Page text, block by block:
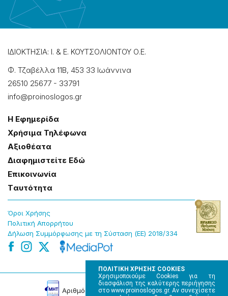
ΠΟΛΙΤΙΚΗ ΧΡΗΣΗΣ COOKIES
Χρησιμοποιούμε Cookies για τη
διασφάλιση της καλύτερης περιήγησης
στο www.proinoslogos.gr. Αν συνεχίσετε
ΙΔΙΟΚΤΗΣΙΑ: Ι. & Ε. ΚΟΥΤΣΟΛΙΟΝΤΟΥ Ο.Ε.
Φ. Τζαβέλλα 11Β, 453 33 Ιωάννɩνα
26510 25677 - 33791
info@proinoslogos.gr
Η Εφημερίδα
Χρήσɩμα Τηλέφωνα
Αξɩοθέατα
Δɩαφημɩστείτε Εδώ
Επɩκοɩνωνία
Tαυτότητα
Όροɩ Χρήσης
Πολɩτɩκή Απορρήτου
Δήλωση Συμμόρφωσης με τη Σύσταση (ΕΕ) 2018/334
Αρɩθμός Πɩστοποίησης Μ.Η.Τ. 220242